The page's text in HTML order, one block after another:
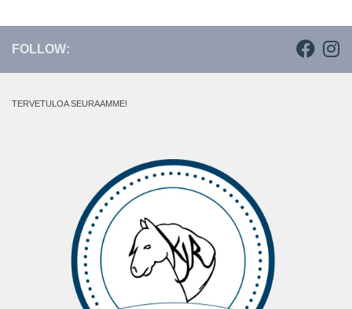
FOLLOW:
TERVETULOA SEURAAMME!